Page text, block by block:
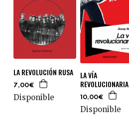
LA REVOLUCIÓN RUSA
7,00€
Disponible
LA VÍA
REVOLUCIONARIA
10,00€
Disponible